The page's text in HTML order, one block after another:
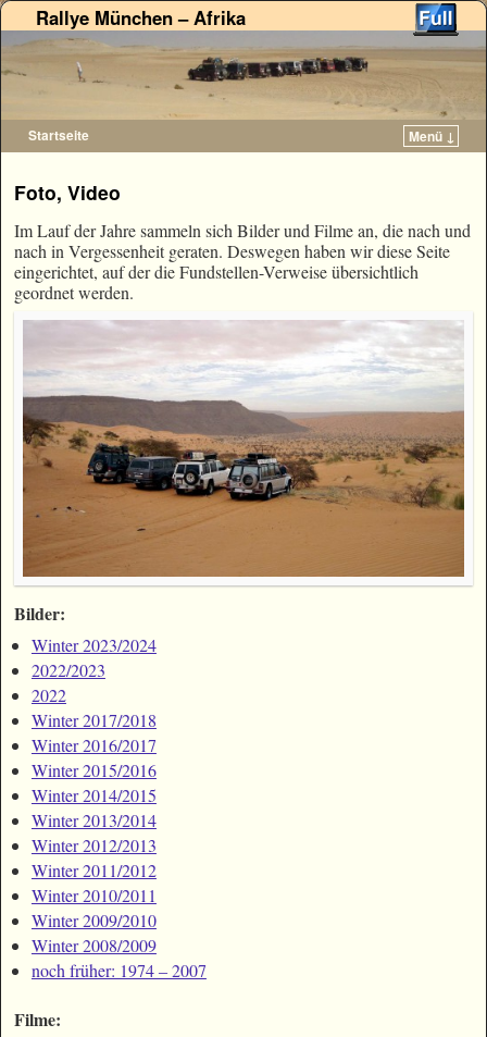
Rallye München – Afrika
Startseite Menü ↓
Foto, Video
Im Lauf der Jahre sammeln sich Bilder und Filme an, die nach und
nach in Vergessenheit geraten. Deswegen haben wir diese Seite
eingerichtet, auf der die Fundstellen-Verweise übersichtlich
geordnet werden.
Bilder:
Winter 2023/2024
2022/2023
2022
Winter 2017/2018
Winter 2016/2017
Winter 2015/2016
Winter 2014/2015
Winter 2013/2014
Winter 2012/2013
Winter 2011/2012
Winter 2010/2011
Winter 2009/2010
Winter 2008/2009
noch früher: 1974 ‒ 2007
Filme: